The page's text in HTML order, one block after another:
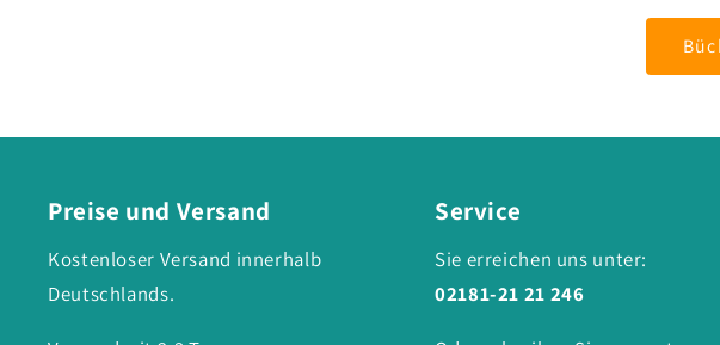
Preise und Versand
Kostenloser Versand innerhalb
Deutschlands.
Service
Sie erreichen uns unter:
02181-21 21 246